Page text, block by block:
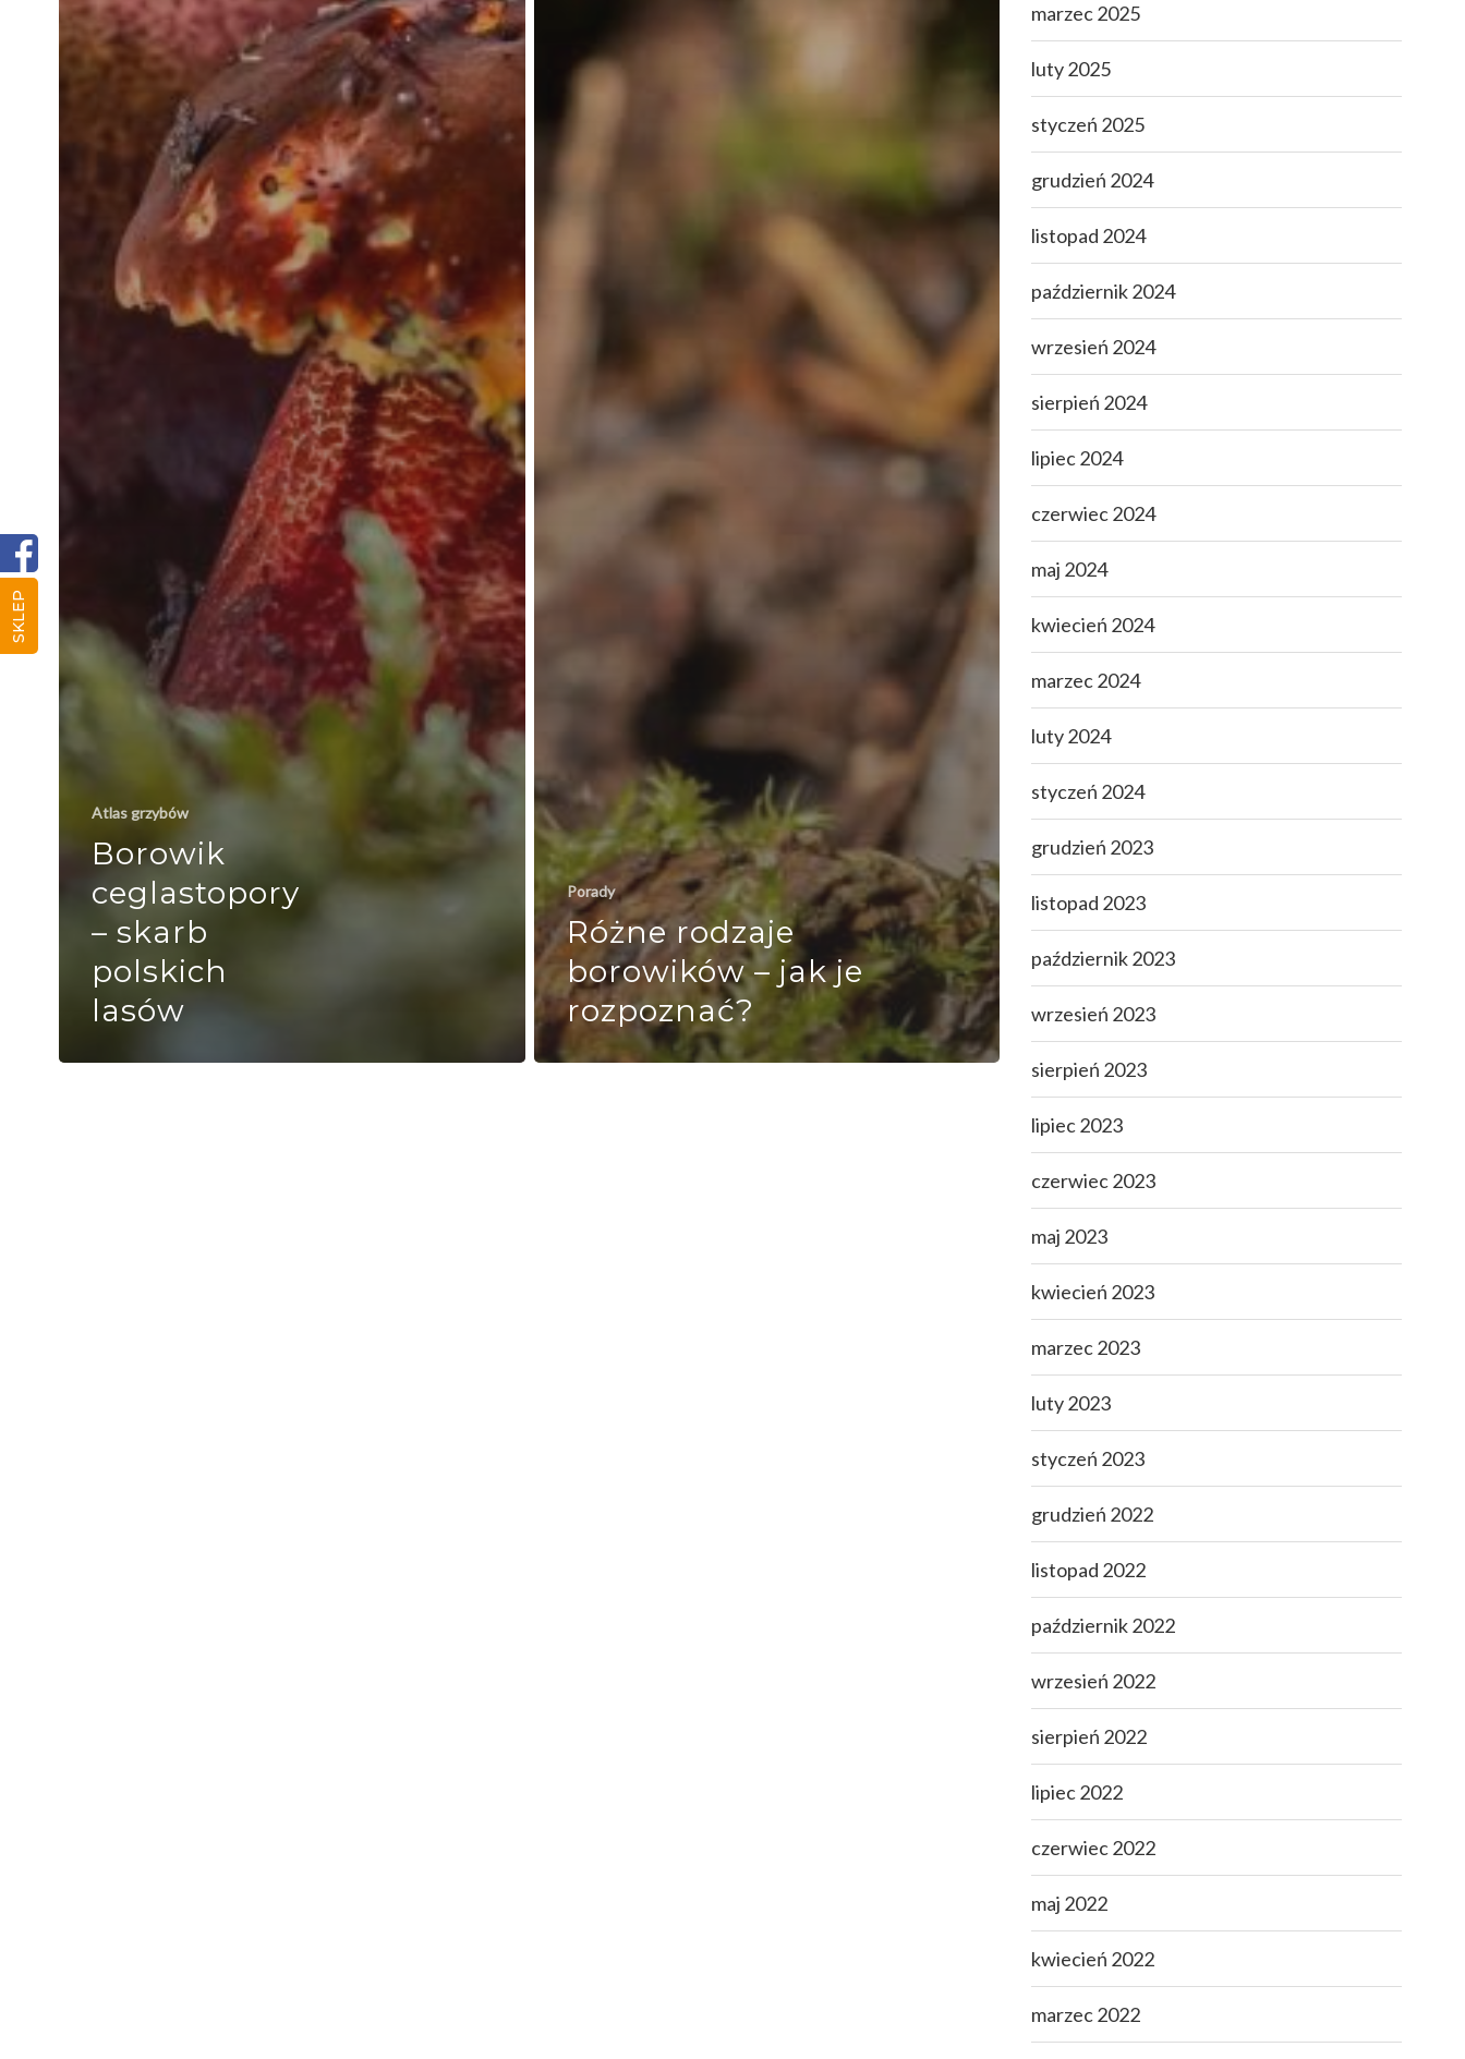
SKLEP
Atlas grzybów
Borowik
ceglastopory
– skarb
polskich
lasów
Porady
Różne rodzaje
borowików – jak je
rozpoznać?
marzec 2025
luty 2025
styczeń 2025
grudzień 2024
listopad 2024
październik 2024
wrzesień 2024
sierpień 2024
lipiec 2024
czerwiec 2024
maj 2024
kwiecień 2024
marzec 2024
luty 2024
styczeń 2024
grudzień 2023
listopad 2023
październik 2023
wrzesień 2023
sierpień 2023
lipiec 2023
czerwiec 2023
maj 2023
kwiecień 2023
marzec 2023
luty 2023
styczeń 2023
grudzień 2022
listopad 2022
październik 2022
wrzesień 2022
sierpień 2022
lipiec 2022
czerwiec 2022
maj 2022
kwiecień 2022
marzec 2022